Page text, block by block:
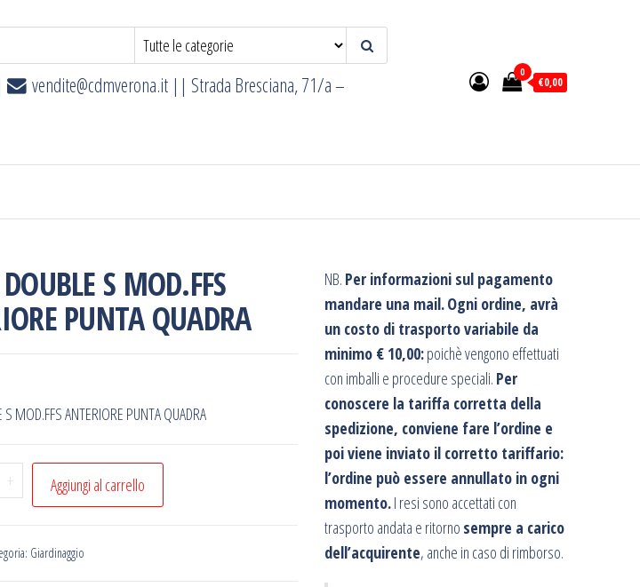
vendite@cdmverona.it || Strada Bresciana, 71/a –
0
€0,00
S MOD.FFS
PUNTA QUADRA
S MOD.FFS ANTERIORE PUNTA QUADRA
+ Aggiungi al carrello
Giardinaggio
NB. Per informazioni sul pagamento
mandare una mail.Ogni ordine, avrà
un costo di trasporto variabile da
minimo € 10,00:poichè vengono effettuati
con imballi e procedure speciali. Per
conoscere la tariffa corretta della
spedizione, conviene fare l’ordine e
poi viene inviato il corretto tariffario:
l’ordine può essere annullato in ogni
momento.I resi sono accettati con
trasporto andata e ritorno sempre a carico
dell’acquirente, anche in caso di rimborso.